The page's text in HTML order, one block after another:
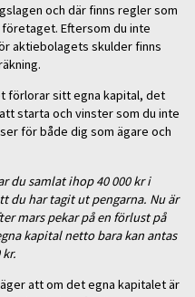
och där finns regler som
Eftersom du inte
aktiebolagets skulder finns
förlorar sitt egna kapital, det
starta och vinster som du inte
för både dig som ägare och
du samlat ihop 40 000 kr i
du har tagit ut pengarna. Nu är
mars pekar på en förlust på
kapital netto bara kan antas
kr.
att om det egna kapitalet är